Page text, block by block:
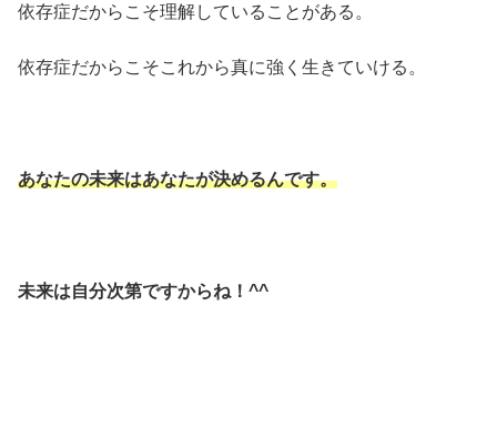
依存症だからこそ理解していることがある。
依存症だからこそこれから真に強く生きていける。
あなたの未来はあなたが決めるんです。
未来は自分次第ですからね！^^